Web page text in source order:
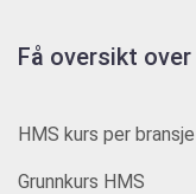
Få oversikt
HMS kurs per bransje
Grunnkurs HMS